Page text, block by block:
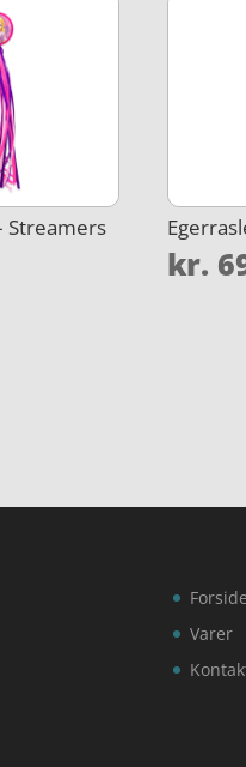
Streamers
kr.
Forside
Varer